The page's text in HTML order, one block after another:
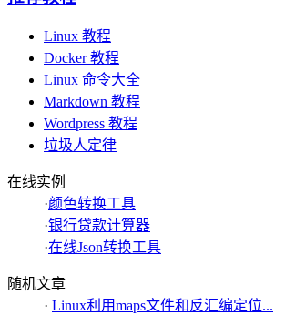
Linux 教程
Docker 教程
Linux 命令大全
Markdown 教程
Wordpress 教程
垃圾人定律
在线实例
·颜色转换工具
·银行贷款计算器
·在线Json转换工具
随机文章
· Linux利用maps文件和反汇编定位...